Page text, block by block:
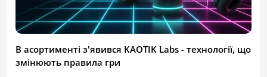
В асортименті з'явився KAOTIK Labs - технології, що
змінюють правила гри